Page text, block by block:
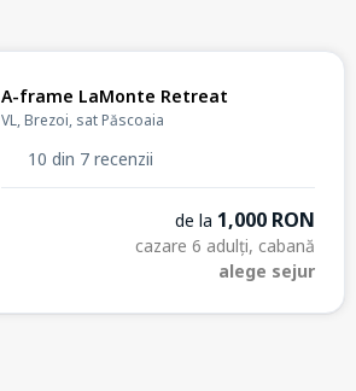
A-frame LaMonte Retreat
VL, Brezoi, sat Păscoaia
10 din 7 recenzii
de la 1,000 RON
cazare 6 adulți, cabană
alege sejur